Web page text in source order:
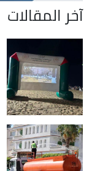
آخر المقالات